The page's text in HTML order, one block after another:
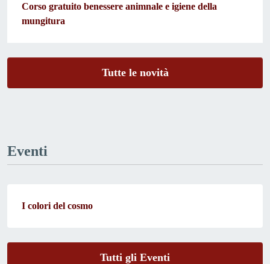
Corso gratuito benessere animnale e igiene della
mungitura
Tutte le novità
Eventi
I colori del cosmo
Tutti gli Eventi